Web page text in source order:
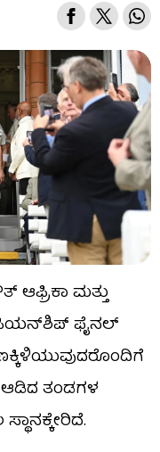
ಆಫ್ರಿಕಾ ಮತ್ತು
ಫೈನಲ್
ತಂಡಗಳ